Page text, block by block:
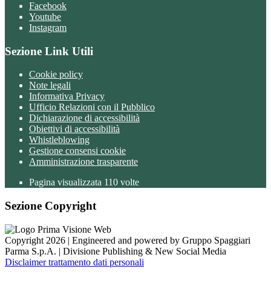
Facebook
Youtube
Instagram
Sezione Link Utili
Cookie policy
Note legali
Informativa Privacy
Ufficio Relazioni con il Pubblico
Dichiarazione di accessibilità
Obiettivi di accessibilità
Whistleblowing
Gestione consensi cookie
Amministrazione trasparente
Pagina visualizzata 110 volte
Sezione Copyright
Copyright 2026 | Engineered and powered by Gruppo Spaggiari
Parma S.p.A. | Divisione Publishing & New Social Media
Disclaimer trattamento dati personali